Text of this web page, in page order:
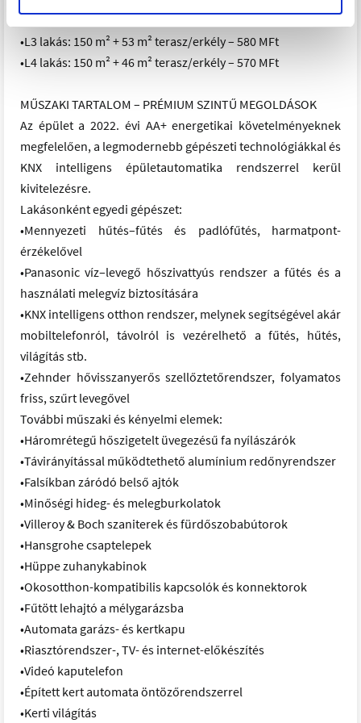
•L2 lakás: 113 m² + 12 m² terasz – 398 MFt
•L3 lakás: 150 m² + 53 m² terasz/erkély – 580 MFt
•L4 lakás: 150 m² + 46 m² terasz/erkély – 570 MFt
MŰSZAKI TARTALOM – PRÉMIUM SZINTŰ MEGOLDÁSOK
Az épület a 2022. évi AA+ energetikai követelményeknek
megfelelően, a legmodernebb gépészeti technológiákkal és
KNX intelligens épületautomatika rendszerrel kerül
kivitelezésre.
Lakásonként egyedi gépészet:
•Mennyezeti hűtés–fűtés és padlófűtés, harmatpont-
érzékelővel
•Panasonic víz–levegő hőszivattyús rendszer a fűtés és a
használati melegvíz biztosítására
•KNX intelligens otthon rendszer, melynek segítségével akár
mobiltelefonról, távolról is vezérelhető a fűtés, hűtés,
világítás stb.
•Zehnder hővisszanyerős szellőztetőrendszer, folyamatos
friss, szűrt levegővel
További műszaki és kényelmi elemek:
•Háromrétegű hőszigetelt üvegezésű fa nyílászárók
•Távirányítással működtethető alumínium redőnyrendszer
•Falsíkban záródó belső ajtók
•Minőségi hideg- és melegburkolatok
•Villeroy & Boch szaniterek és fürdőszobabútorok
•Hansgrohe csaptelepek
•Hüppe zuhanykabinok
•Okosotthon-kompatibilis kapcsolók és konnektorok
•Fűtött lehajtó a mélygarázsba
•Automata garázs- és kertkapu
•Riasztórendszer-, TV- és internet-előkészítés
•Videó kaputelefon
•Épített kert automata öntözőrendszerrel
•Kerti világítás